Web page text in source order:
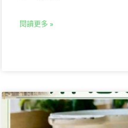
閱讀更多 »